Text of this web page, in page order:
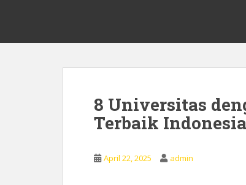
0878 8705 9305 Kursus
8 Universitas
Terbaik Indonesia
April 22, 2025 admin